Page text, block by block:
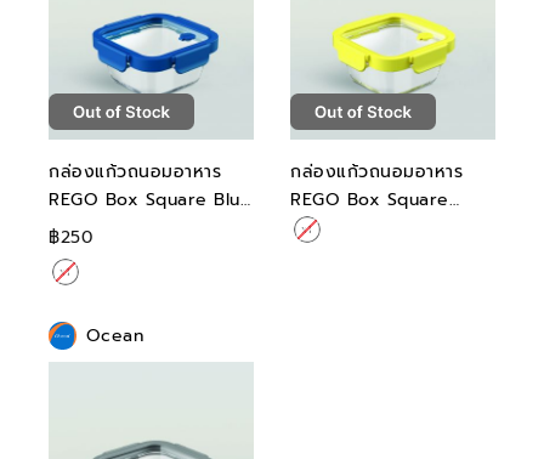
กล่องแก้วถนอมอาหาร
REGO Box Square Blue
Tide 520ML
฿250
กล่องแก้วถนอมอาหาร
REGO Box Square
Yellow Fizz 520ML
Ocean